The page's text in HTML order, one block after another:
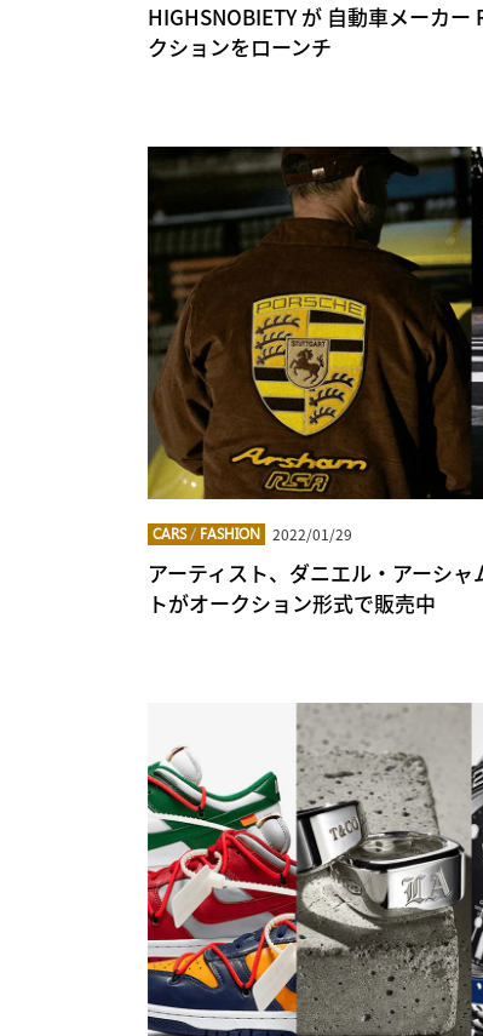
HIGHSNOBIETY が 自動車メーカ
クションをローンチ
CARS/ FASHION 2022/01/29
アーティスト、ダニエル・アーシ
トがオークション形式で販売中